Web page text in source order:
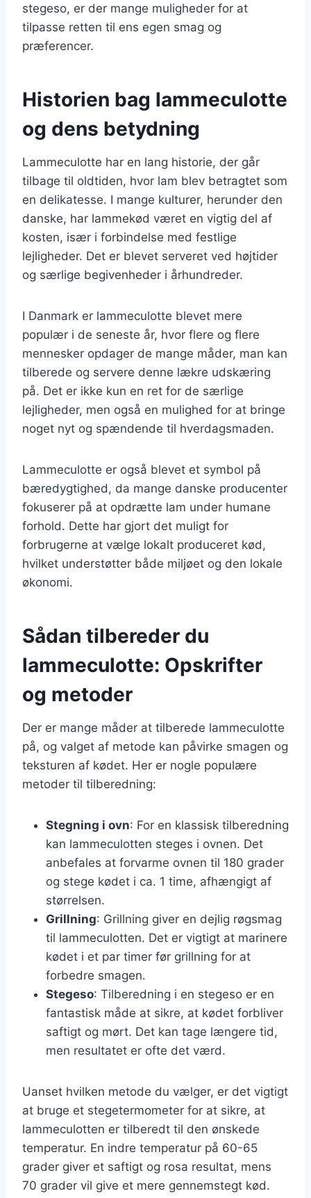
stegeso, er der mange muligheder for at
tilpasse retten til ens egen smag og
præferencer.
Historien bag lammeculotte
og dens betydning
Lammeculotte har en lang historie, der går
tilbage til oldtiden, hvor lam blev betragtet som
en delikatesse. I mange kulturer, herunder den
danske, har lammekød været en vigtig del af
kosten, især i forbindelse med festlige
lejligheder. Det er blevet serveret ved højtider
og særlige begivenheder i århundreder.
I Danmark er lammeculotte blevet mere
populær i de seneste år, hvor flere og flere
mennesker opdager de mange måder, man kan
tilberede og servere denne lækre udskæring
på. Det er ikke kun en ret for de særlige
lejligheder, men også en mulighed for at bringe
noget nyt og spændende til hverdagsmaden.
Lammeculotte er også blevet et symbol på
bæredygtighed, da mange danske producenter
fokuserer på at opdrætte lam under humane
forhold. Dette har gjort det muligt for
forbrugerne at vælge lokalt produceret kød,
hvilket understøtter både miljøet og den lokale
økonomi.
Sådan tilbereder du
lammeculotte: Opskrifter
og metoder
Der er mange måder at tilberede lammeculotte
på, og valget af metode kan påvirke smagen og
teksturen af kødet. Her er nogle populære
metoder til tilberedning:
Stegning i ovn: For en klassisk tilberedning
kan lammeculotten steges i ovnen. Det
anbefales at forvarme ovnen til 180 grader
og stege kødet i ca. 1 time, afhængigt af
størrelsen.
Grillning: Grillning giver en dejlig røgsmag
til lammeculotten. Det er vigtigt at marinere
kødet i et par timer før grillning for at
forbedre smagen.
Stegeso: Tilberedning i en stegeso er en
fantastisk måde at sikre, at kødet forbliver
saftigt og mørt. Det kan tage længere tid,
men resultatet er ofte det værd.
Uanset hvilken metode du vælger, er det vigtigt
at bruge et stegetermometer for at sikre, at
lammeculotten er tilberedt til den ønskede
temperatur. En indre temperatur på 60-65
grader giver et saftigt og rosa resultat, mens
70 grader vil give et mere gennemstegt kød.